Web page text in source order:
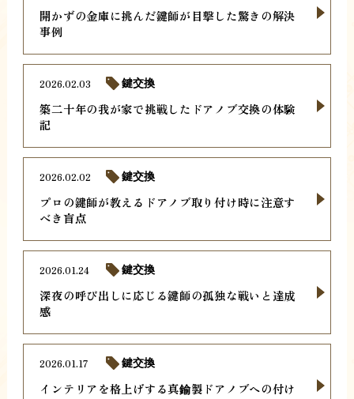
開かずの金庫に挑んだ鍵師が目撃した驚きの解決
事例
築二十年の我が家で挑戦したドアノブ交換の体験
記
2026.02.03 鍵交換
プロの鍵師が教えるドアノブ取り付け時に注意す
べき盲点
2026.02.02 鍵交換
深夜の呼び出しに応じる鍵師の孤独な戦いと達成
感
2026.01.24 鍵交換
インテリアを格上げする真鍮製ドアノブへの付け
2026.01.17 鍵交換